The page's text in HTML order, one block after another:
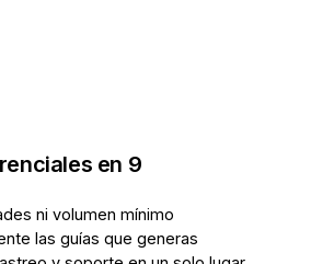
en 9
ni volumen mínimo
las guías que generas